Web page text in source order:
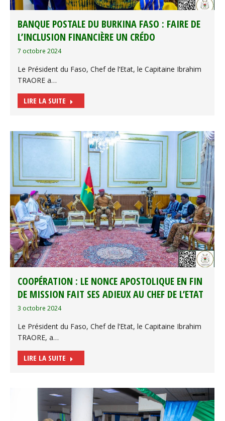
BANQUE POSTALE DU BURKINA FASO : FAIRE DE
L’INCLUSION FINANCIÈRE UN CRÉDO
7 octobre 2024
Le Président du Faso, Chef de l’Etat, le Capitaine Ibrahim
TRAORE a…
LIRE LA SUITE
COOPÉRATION : LE NONCE APOSTOLIQUE EN FIN
DE MISSION FAIT SES ADIEUX AU CHEF DE L’ETAT
3 octobre 2024
Le Président du Faso, Chef de l’Etat, le Capitaine Ibrahim
TRAORE, a…
LIRE LA SUITE